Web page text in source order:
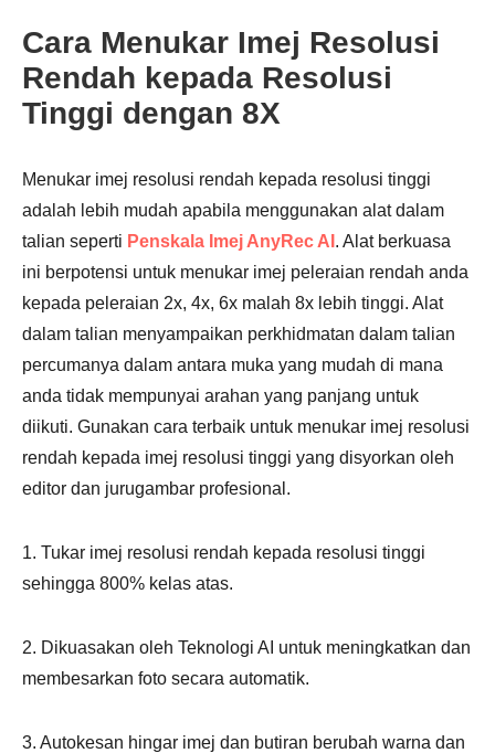
Cara Menukar Imej Resolusi
Rendah kepada Resolusi
Tinggi dengan 8X
Menukar imej resolusi rendah kepada resolusi tinggi
adalah lebih mudah apabila menggunakan alat dalam
talian seperti Penskala Imej AnyRec AI . Alat berkuasa
ini berpotensi untuk menukar imej peleraian rendah anda
kepada peleraian 2x, 4x, 6x malah 8x lebih tinggi. Alat
dalam talian menyampaikan perkhidmatan dalam talian
percumanya dalam antara muka yang mudah di mana
anda tidak mempunyai arahan yang panjang untuk
diikuti. Gunakan cara terbaik untuk menukar imej resolusi
rendah kepada imej resolusi tinggi yang disyorkan oleh
editor dan jurugambar profesional.
1. Tukar imej resolusi rendah kepada resolusi tinggi
sehingga 800% kelas atas.
2. Dikuasakan oleh Teknologi AI untuk meningkatkan dan
membesarkan foto secara automatik.
3. Autokesan hingar imej dan butiran berubah warna dan